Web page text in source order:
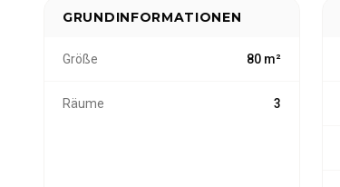
GRUNDINFORMATIONEN
Größe 80 m²
Räume 3